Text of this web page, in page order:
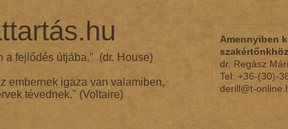
a fejlődés útjába." (dr. House)
embernek igaza van valamiben,
tévednek." (Voltaire)
Amennyiben
dr. Regász
Tel: +36-(30)-
derill@t-